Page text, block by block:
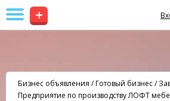
+
Бизнес объявления /Готовый бизнес/
Предприятие по производству ЛОФТ